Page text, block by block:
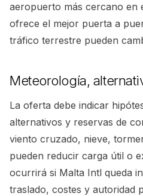
aeropuerto más cercano en
ofrece el mejor puerta a
tráfico terrestre pueden
Meteorología,
La oferta debe indicar
alternativos y reservas de
viento cruzado, nieve,
pueden reducir carga útil o
ocurrirá si Malta Intl queda
traslado, costes y autoridad